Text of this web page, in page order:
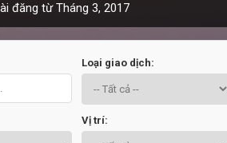
đăng từ Tháng 3, 2017
Loại giao dịch:
Vị trí: